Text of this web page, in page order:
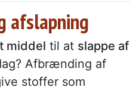
afslapning
middel til at slappe af
Afbrænding af
stoffer som